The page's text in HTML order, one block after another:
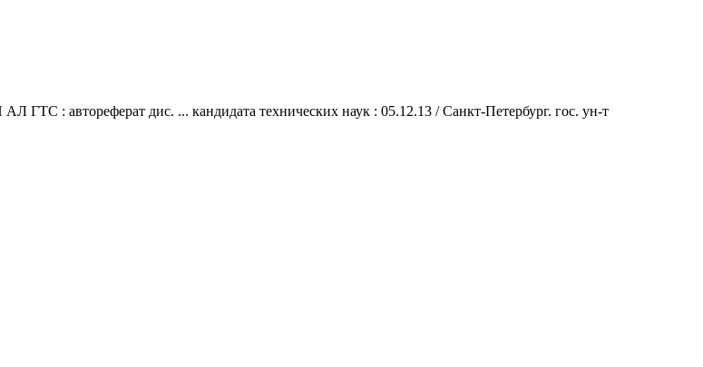
ГТС : автореферат дис. ... кандидата технических наук : 05.12.13 / Санкт-Петербург. гос. ун-т